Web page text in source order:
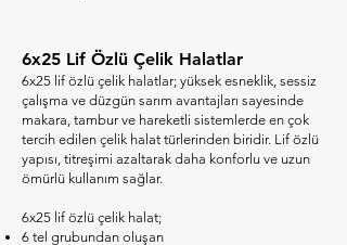
6x25 Lif Özlü Çelik Halatlar
6x25 lif özlü çelik halatlar; yüksek esneklik, sessiz
çalışma ve düzgün sarım avantajları sayesinde
makara, tambur ve hareketli sistemlerde en çok
tercih edilen çelik halat türlerinden biridir. Lif özlü
yapısı, titreşimi azaltarak daha konforlu ve uzun
ömürlü kullanım sağlar.
6x25 lif özlü çelik halat;
6 tel grubundan oluşan